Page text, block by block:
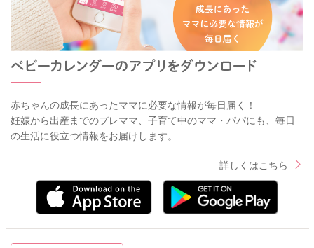
赤ちゃんの成長にあったママに必要な情報が毎日届く！
妊娠から出産までのプレママ、子育て中のママ・パパにも、毎日
の生活に役立つ情報をお届けします。
詳しくはこちら